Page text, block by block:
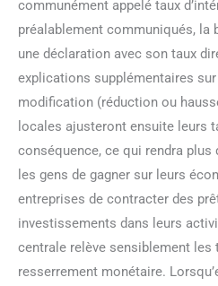
communément appelé taux
préalablement communiqués, la
une déclaration avec son taux
explications supplémentaires
modification (réduction ou
locales ajusteront ensuite leurs
conséquence, ce qui rendra
les gens de gagner sur leurs
entreprises de contracter des
investissements dans leurs
centrale relève sensiblement les
resserrement monétaire.